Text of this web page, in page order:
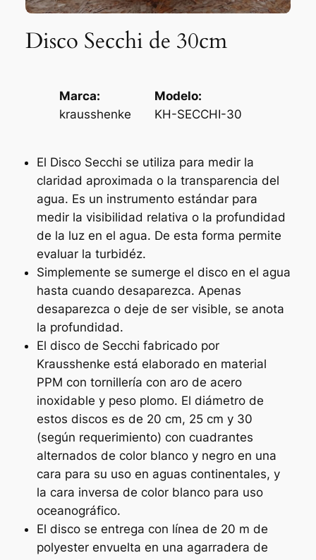
Disco Secchi de 30cm
Marca:
krausshenke
Modelo:
KH-SECCHI-30
El Disco Secchi se utiliza para medir la
claridad aproximada o la transparencia del
agua. Es un instrumento estándar para
medir la visibilidad relativa o la profundidad
de la luz en el agua. De esta forma permite
evaluar la turbidéz.
Simplemente se sumerge el disco en el agua
hasta cuando desaparezca. Apenas
desaparezca o deje de ser visible, se anota
la profundidad.
El disco de Secchi fabricado por
Krausshenke está elaborado en material
PPM con tornillería con aro de acero
inoxidable y peso plomo. El diámetro de
estos discos es de 20 cm, 25 cm y 30
(según requerimiento) con cuadrantes
alternados de color blanco y negro en una
cara para su uso en aguas continentales, y
la cara inversa de color blanco para uso
oceanográfico.
El disco se entrega con línea de 20 m de
polyester envuelta en una agarradera de